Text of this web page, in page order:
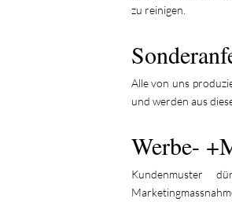
zu reinigen.
Alle von uns
und werden aus
Werbe-
Kundenmuster